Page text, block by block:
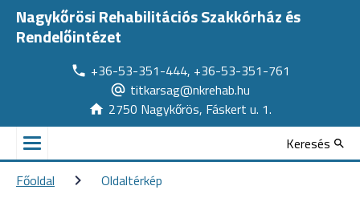
Nagykőrösi Rehabilitációs Szakkórház és
Rendelőintézet
+36-53-351-444, +36-53-351-761
titkarsag@nkrehab.hu
2750 Nagykőrös, Fáskert u. 1.
Keresés
Főoldal
Oldaltérkép